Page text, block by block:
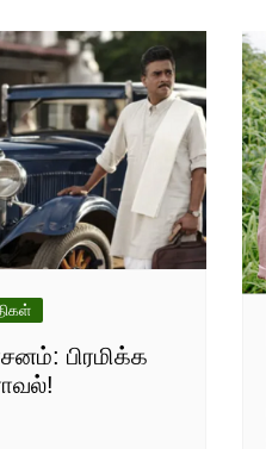
பிரமிக்க